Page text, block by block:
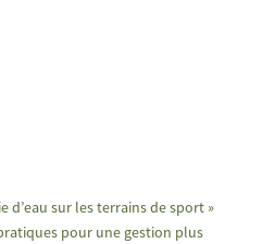
d’eau sur les terrains de sport »
pour une gestion plus